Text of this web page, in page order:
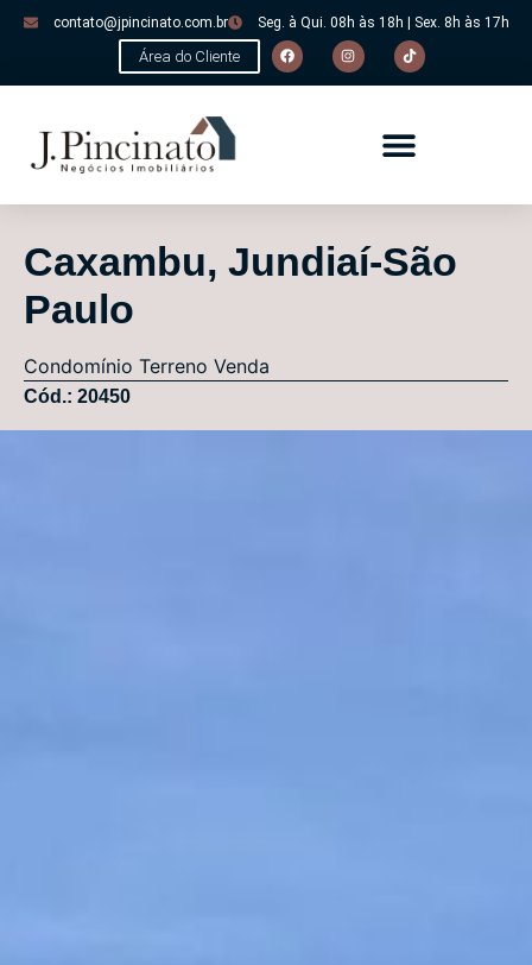
contato@jpincinato.com.br Seg. à Qui. 08h às 18h | Sex. 8h às 17h
Área do Cliente
Caxambu, Jundiaí-São
Paulo
Condomínio Terreno Venda
Cód.: 20450